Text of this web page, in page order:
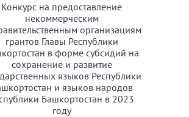
Конкурс на предоставление
некоммерческим
организациям
грантов Главы Республики
в форме субсидий на
сохранение и развитие
языков Республики
и языков народов
Башкортостан в 2023
году